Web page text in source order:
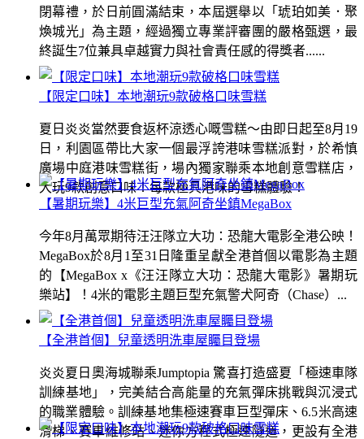
【限定口味】本地潮玩9款破格口味雪糕
夏日炎炎當然要食返杯涼透心嘅雪糕～由即日起至8月19
日，利園區帶比大家一個最浮誇港味雪糕派對，於希慎
廣場中庭港味雪糕街，場內獨家聯乘本地創意雪糕店，
大玩9款創意口味！每款極具港味的雪糕體驗！
【全港首個】兒童透明洗車屋矚目登場
炎炎夏日奧海城聯乘Jumptopia 驚喜打造盛夏「極速車隊
訓練基地」，完美結合高能量的充氣彈床挑戰與沉浸式
的職業體驗。訓練基地集極速賽車巨型彈床、6.5米高速
滑梯、賽車維修站、迷你方程式極速隧道，更設有全港
閉幕禮，於日前圓滿結束，本屆選舉以「琥珀如美．聚
煥城光」為主題，經過獨立專業評審團的嚴格甄選，最
終誕生7位兼具卓越實力與社會責任感的得獎者......
【暑期玩樂】4米巨型充氣阿奇坐鎮MegaBox
今年8月萬眾期待汪汪隊立大功：恐龍大電影全港公映！
MegaBox於8月1至31日隆重呈獻全港首個以電影為主題
的【MegaBox x《汪汪隊立大功：恐龍大電影》暑期玩
樂站】！4米的電影主題巨型充氣警犬阿奇（Chase）...